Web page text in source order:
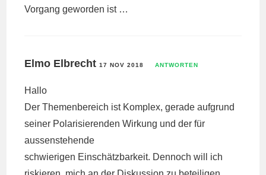
Vorgang geworden ist …
Elmo Elbrecht 17 NOV 2018 ANTWORTEN
Hallo
Der Themenbereich ist Komplex, gerade aufgrund
seiner Polarisierenden Wirkung und der für
aussenstehende
schwierigen Einschätzbarkeit. Dennoch will ich